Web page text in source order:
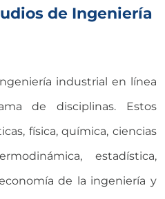
de Ingeniería
industrial en línea
de disciplinas. Estos
física, química, ciencias
estadística,
de la ingeniería y